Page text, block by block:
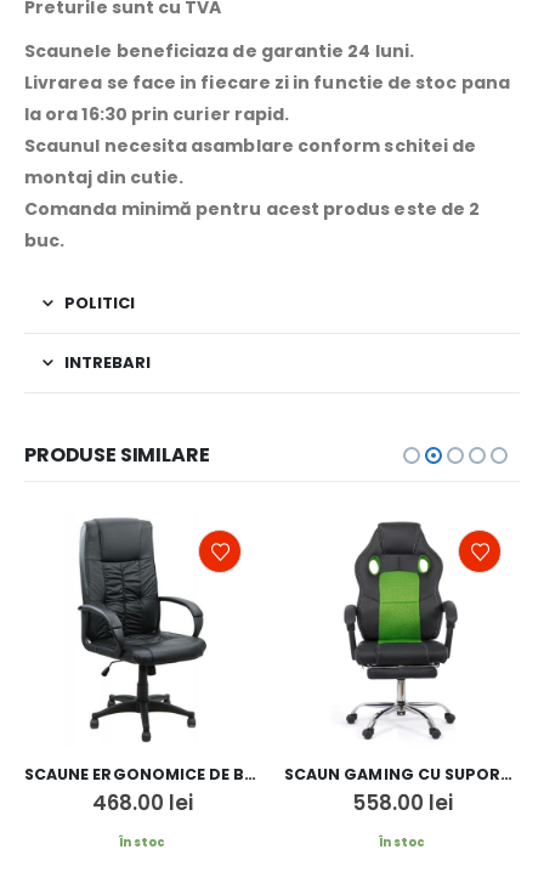
Preturile sunt cu TVA
Scaunele beneficiaza de garantie 24 luni.
Livrarea se face in fiecare zi in functie de stoc pana
la ora 16:30 prin curier rapid.
Scaunul necesita asamblare conform schitei de
montaj din cutie.
Comanda minimă pentru acest produs este de 2
buc.
POLITICI
INTREBARI
PRODUSE SIMILARE
SCAUNE ERGONOMICE DE BIROU OFF 023
468.00 lei
În stoc
SCAUN GAMING CU SUPORT DE PICIOARE OFF 3091
558.00 lei
În stoc